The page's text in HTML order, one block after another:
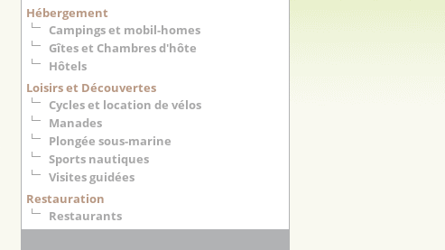
Hébergement
Campings et mobil-homes
Gîtes et Chambres d'hôte
Hôtels
Loisirs et Découvertes
Cycles et location de vélos
Manades
Plongée sous-marine
Sports nautiques
Visites guidées
Restauration
Restaurants